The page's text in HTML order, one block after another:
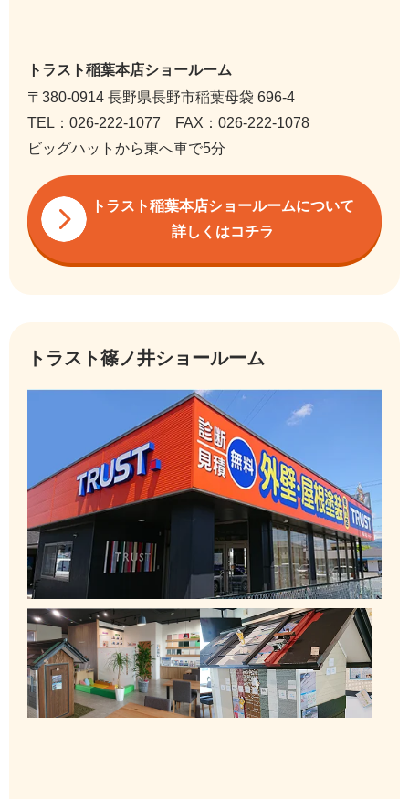
トラスト稲葉本店ショールーム
〒380-0914 長野県長野市稲葉母袋 696-4
TEL：026-222-1077 FAX：026-222-1078
ビッグハットから東へ車で5分
トラスト稲葉本店ショールームについて
詳しくはコチラ
トラスト篠ノ井ショールーム